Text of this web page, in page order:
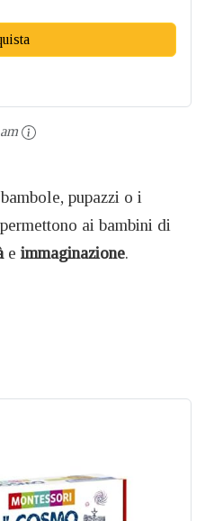
pupazzi o i
ai bambini di
e immaginazione.